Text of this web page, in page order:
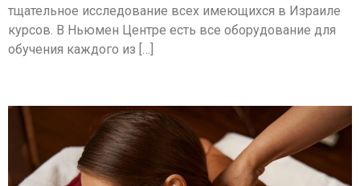
тщательное исследование всех имеющихся в Израиле
курсов. В Ньюмен Центре есть все оборудование для
обучения каждого из […]